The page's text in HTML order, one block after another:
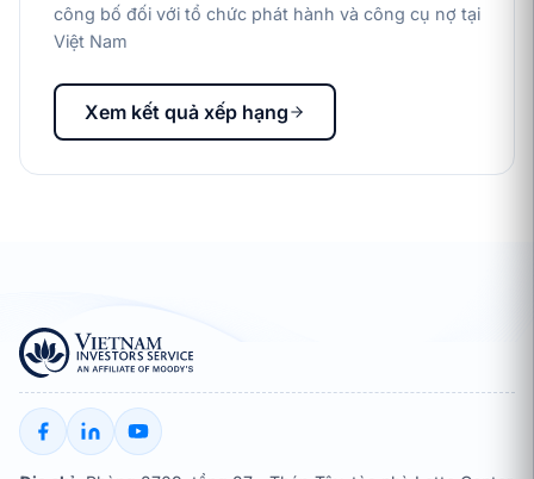
công bố đối với tổ chức phát hành và công cụ nợ tại
Việt Nam
Xem kết quả xếp hạng